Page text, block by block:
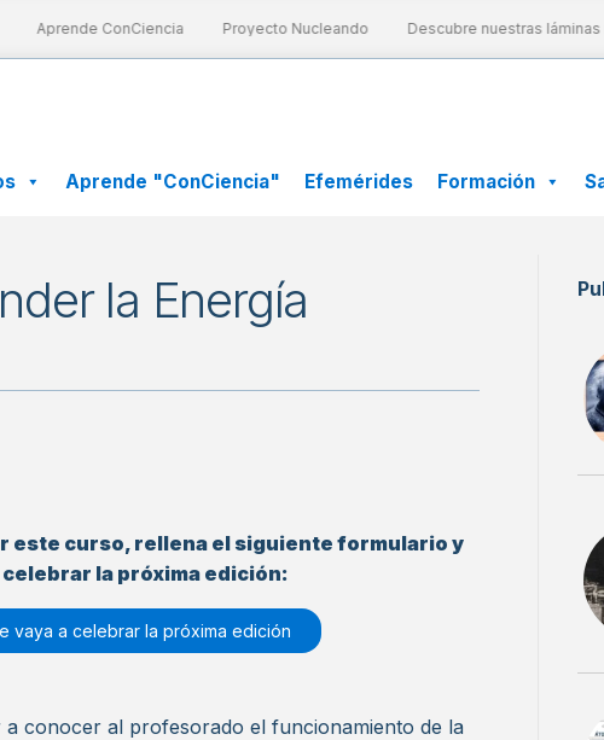
Aprende ConCiencia Proyecto Nucleando Descubre nuestras láminas
Aprende "ConCiencia" Efemérides Formación
la Energía
este curso, rellena el siguiente formulario y
la próxima edición:
vaya a celebrar la próxima edición
a conocer al profesorado el funcionamiento de la